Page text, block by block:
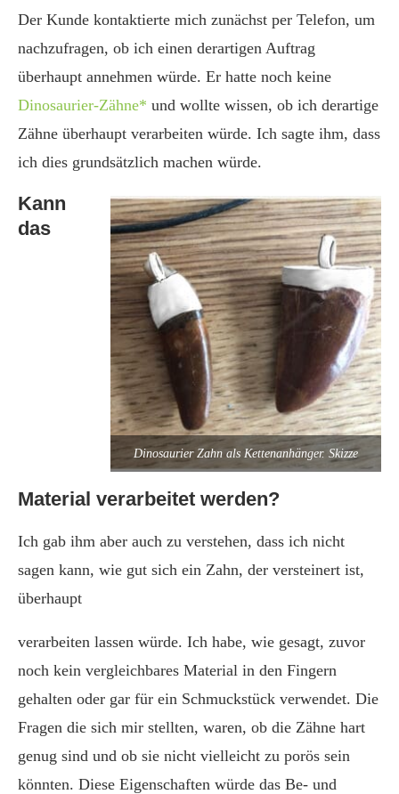
Der Kunde kontaktierte mich zunächst per Telefon, um
nachzufragen, ob ich einen derartigen Auftrag
überhaupt annehmen würde. Er hatte noch keine
Dinosaurier-Zähne* und wollte wissen, ob ich derartige
Zähne überhaupt verarbeiten würde. Ich sagte ihm, dass
ich dies grundsätzlich machen würde.
Dinosaurier Zahn als Kettenanhänger. Skizze
Kann
das
Material verarbeitet werden?
Ich gab ihm aber auch zu verstehen, dass ich nicht
sagen kann, wie gut sich ein Zahn, der versteinert ist,
überhaupt
verarbeiten lassen würde. Ich habe, wie gesagt, zuvor
noch kein vergleichbares Material in den Fingern
gehalten oder gar für ein Schmuckstück verwendet. Die
Fragen die sich mir stellten, waren, ob die Zähne hart
genug sind und ob sie nicht vielleicht zu porös sein
könnten. Diese Eigenschaften würde das Be- und